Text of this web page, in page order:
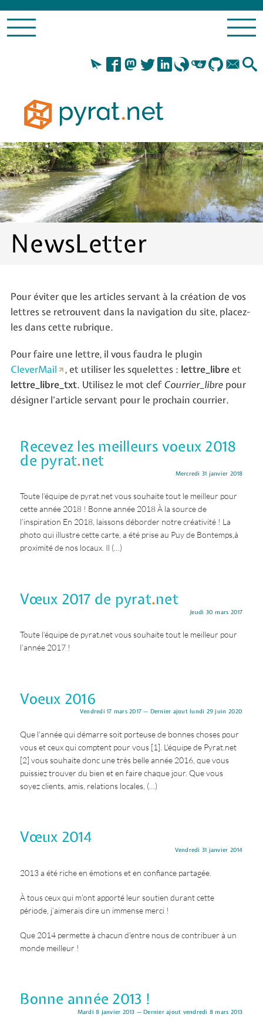
NewsLetter
Pour éviter que les articles servant à la création de vos
lettres se retrouvent dans la navigation du site, placez-
les dans cette rubrique.
Pour faire une lettre, il vous faudra le plugin
CleverMail
, et utiliser les squelettes : lettre_libre et
lettre_libre_txt. Utilisez le mot clefCourrier_libre pour
désigner l’article servant pour le prochain courrier.
Recevez les meilleurs voeux 2018
de pyrat.net
Mercredi 31 janvier 2018
Toute l’équipe de pyrat.net vous souhaite tout le meilleur pour
cette année 2018 ! Bonne année 2018 À la source de
l’inspiration En 2018, laissons déborder notre créativité ! La
photo qui illustre cette carte, a été prise au Puy de Bontemps,à
proximité de nos locaux. Il (…)
Vœux 2017 de pyrat.net
Jeudi 30 mars 2017
Toute l’équipe de pyrat.net vous souhaite tout le meilleur pour
l’année 2017 !
Voeux 2016
Vendredi 17 mars 2017 — Dernier ajout lundi 29 juin 2020
Que l’année qui démarre soit porteuse de bonnes choses pour
vous et ceux qui comptent pour vous [1]. L’équipe de Pyrat.net
[2] vous souhaite donc une très belle année 2016, que vous
puissiez trouver du bien et en faire chaque jour. Que vous
soyez clients, amis, relations locales, (…)
Vœux 2014
Vendredi 31 janvier 2014
2013 a été riche en émotions et en confiance partagée.
À tous ceux qui m’ont apporté leur soutien durant cette
période, j’aimerais dire un immense merci !
Que 2014 permette à chacun d’entre nous de contribuer à un
monde meilleur !
Bonne année 2013 !
Mardi 8 janvier 2013 — Dernier ajout vendredi 8 mars 2013